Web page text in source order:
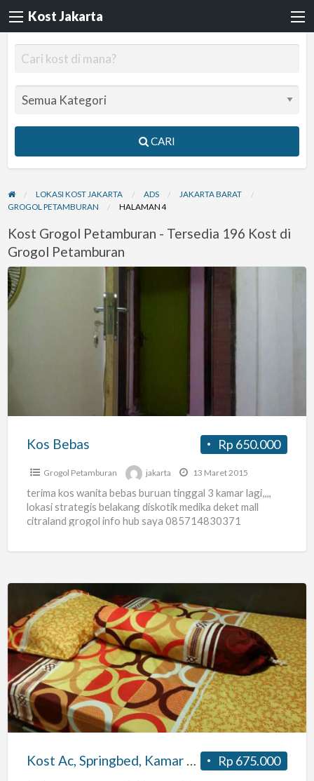
Kost Jakarta
CARI
LOKASI KOST JAKARTA ADS
JAKARTA BARAT
GROGOL PETAMBURAN
HALAMAN 4
Kost Grogol Petamburan - Tersedia 196 Kost di
Grogol Petamburan
Kos
Rp 650.000
Kos Bebas
Grogol Petamburan jakarta 13 Maret 2015
terima kos wanita bebas buruan tinggal 3 kamar lagi,,,,
lokasi strategis belakang diskotik medika deket mall
citraland grogol info hub saya 085714830371
Kost
Ac,
Springbed,
Kamar
Mandi
Luar,
Kamar
Dalam
Rp 675.000
Kost Ac, Springbed, Kamar Mandi Luar, Kamar Mandi Dalam